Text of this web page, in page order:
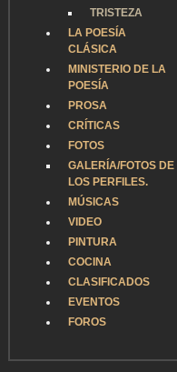
TRISTEZA
LA POESÍA
CLÁSICA
MINISTERIO DE LA
POESÍA
PROSA
CRÍTICAS
FOTOS
GALERÍA/FOTOS DE
LOS PERFILES.
MÚSICAS
VIDEO
PINTURA
COCINA
CLASIFICADOS
EVENTOS
FOROS